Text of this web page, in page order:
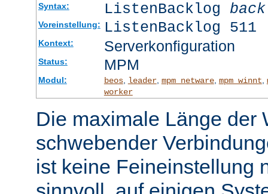
Syntax: ListenBacklog
Voreinstellung: ListenBacklog 511
Kontext: Serverkonfiguration
Status: MPM
Modul: beos, leader, mpm_netware, mpm_winnt,
worker
Die maximale Länge der
schwebender
ist keine Feineinstellung